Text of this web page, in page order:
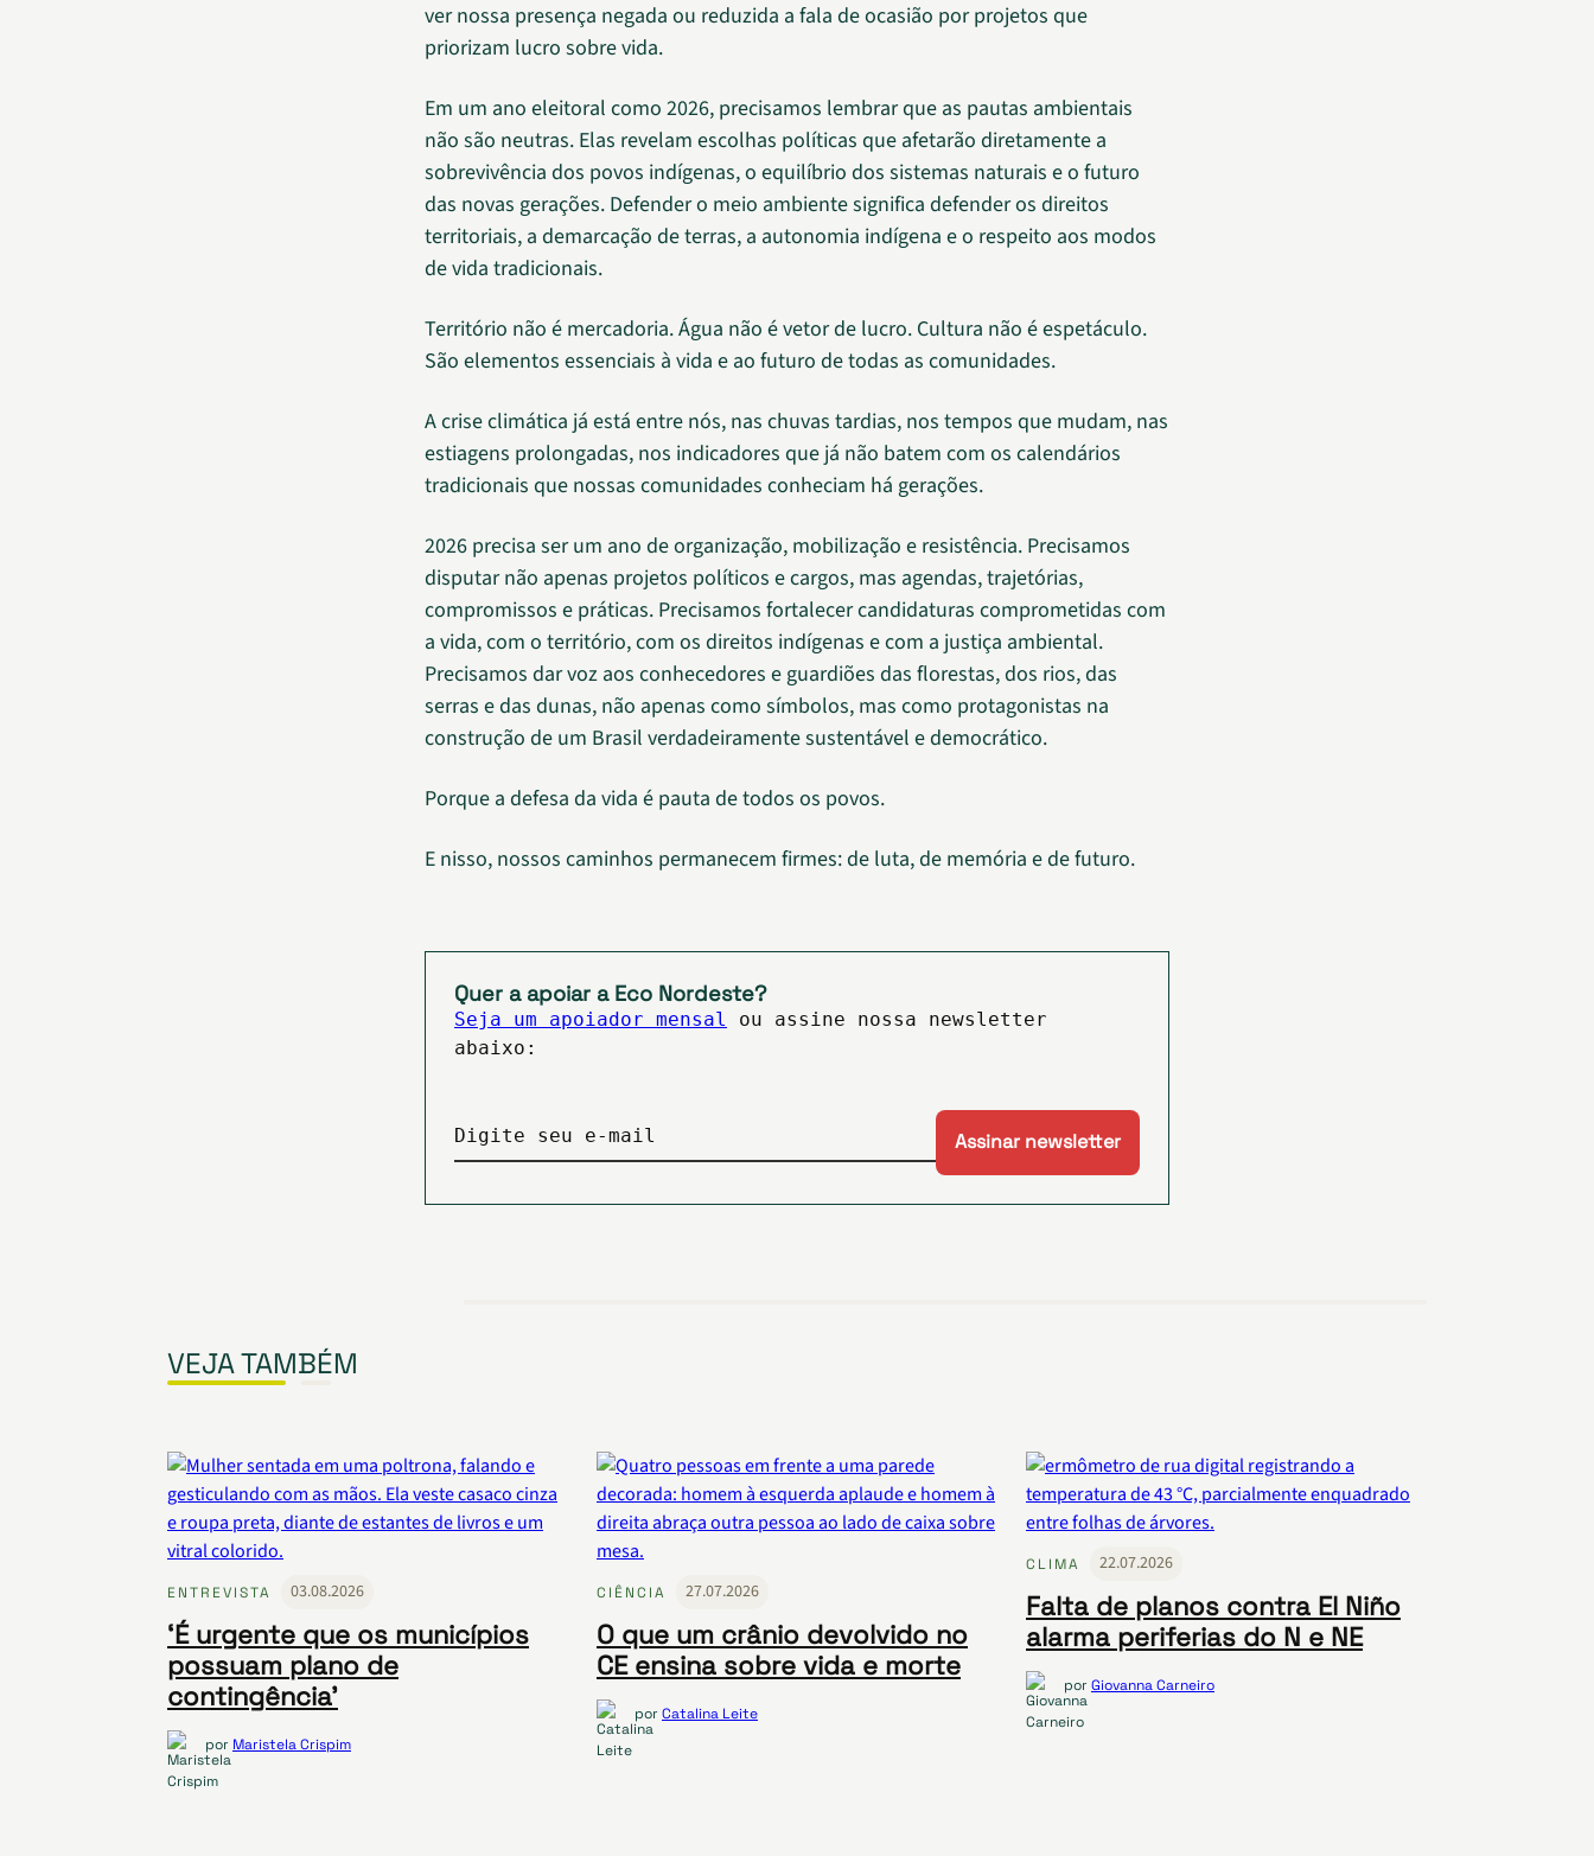
ver nossa presença negada ou reduzida a fala de ocasião por projetos que
priorizam lucro sobre vida.
Em um ano eleitoral como 2026, precisamos lembrar que as pautas ambientais
não são neutras. Elas revelam escolhas políticas que afetarão diretamente a
sobrevivência dos povos indígenas, o equilíbrio dos sistemas naturais e o futuro
das novas gerações. Defender o meio ambiente significa defender os direitos
territoriais, a demarcação de terras, a autonomia indígena e o respeito aos modos
de vida tradicionais.
Território não é mercadoria. Água não é vetor de lucro. Cultura não é espetáculo.
São elementos essenciais à vida e ao futuro de todas as comunidades.
A crise climática já está entre nós, nas chuvas tardias, nos tempos que mudam, nas
estiagens prolongadas, nos indicadores que já não batem com os calendários
tradicionais que nossas comunidades conheciam há gerações.
2026 precisa ser um ano de organização, mobilização e resistência. Precisamos
disputar não apenas projetos políticos e cargos, mas agendas, trajetórias,
compromissos e práticas. Precisamos fortalecer candidaturas comprometidas com
a vida, com o território, com os direitos indígenas e com a justiça ambiental.
Precisamos dar voz aos conhecedores e guardiões das florestas, dos rios, das
serras e das dunas, não apenas como símbolos, mas como protagonistas na
construção de um Brasil verdadeiramente sustentável e democrático.
Porque a defesa da vida é pauta de todos os povos.
E nisso, nossos caminhos permanecem firmes: de luta, de memória e de futuro.
Quer a apoiar a Eco Nordeste?
Seja um apoiador mensal
ou assine nossa newsletter
abaixo:
Digite seu e-mail
VEJA TAMBÉM
ENTREVISTA 03.08.2026
‘É urgente que os municípios
possuam plano de
contingência’
por Maristela Crispim
CIÊNCIA 27.07.2026
O que um crânio devolvido no
CE ensina sobre vida e morte
porCatalina Leite
CLIMA 22.07.2026
Falta de planos contra El Niño
alarma periferias do N e NE
porGiovanna Carneiro